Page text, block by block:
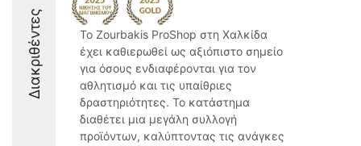
Διακριθέντες
Το Zourbakis ProShop στη Χαλκίδα
έχει καθιερωθεί ως αξιόπιστο σημείο
για όσους ενδιαφέρονται για τον
αθλητισμό και τις υπαίθριες
δραστηριότητες. Το κατάστημα
διαθέτει μια μεγάλη συλλογή
προϊόντων, καλύπτοντας τις ανάγκες